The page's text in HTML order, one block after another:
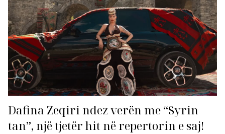
Dafina Zeqiri ndez verën me “Syrin
tan”, një tjetër hit në repertorin e saj!